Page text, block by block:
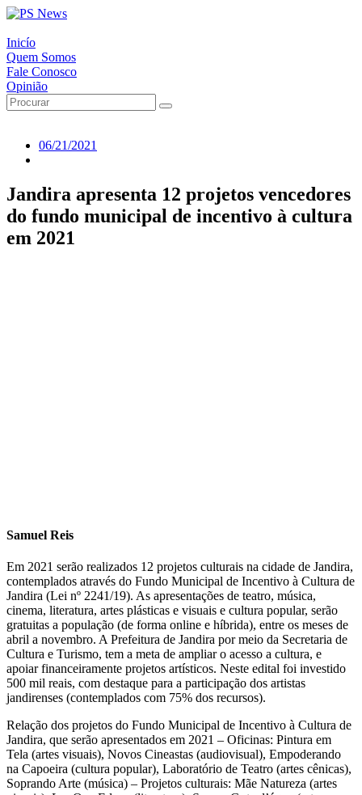
Inicío
Quem Somos
Fale Conosco
Opinião
06/21/2021
Jandira apresenta 12 projetos vencedores
do fundo municipal de incentivo à cultura
em 2021
Samuel Reis
Em 2021 serão realizados 12 projetos culturais na cidade de Jandira,
contemplados através do Fundo Municipal de Incentivo à Cultura de
Jandira (Lei nº 2241/19). As apresentações de teatro, música,
cinema, literatura, artes plásticas e visuais e cultura popular, serão
gratuitas a população (de forma online e híbrida), entre os meses de
abril a novembro. A Prefeitura de Jandira por meio da Secretaria de
Cultura e Turismo, tem a meta de ampliar o acesso a cultura, e
apoiar financeiramente projetos artísticos. Neste edital foi investido
500 mil reais, com destaque para a participação dos artistas
jandirenses (contemplados com 75% dos recursos).
Relação dos projetos do Fundo Municipal de Incentivo à Cultura de
Jandira, que serão apresentados em 2021 – Oficinas: Pintura em
Tela (artes visuais), Novos Cineastas (audiovisual), Empoderando
na Capoeira (cultura popular), Laboratório de Teatro (artes cênicas),
Soprando Arte (música) – Projetos culturais: Mãe Natureza (artes